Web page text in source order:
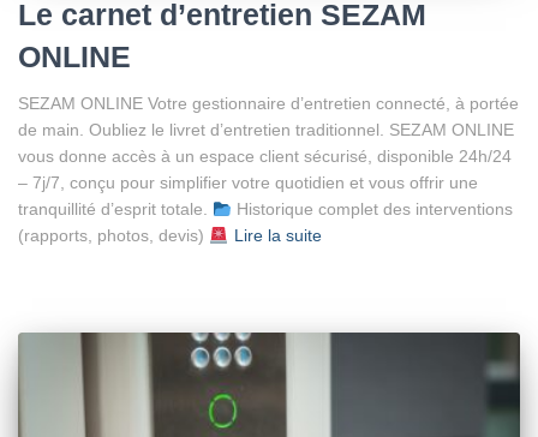
Le carnet d’entretien SEZAM
ONLINE
SEZAM ONLINE Votre gestionnaire d’entretien connecté, à portée
de main. Oubliez le livret d’entretien traditionnel. SEZAM ONLINE
vous donne accès à un espace client sécurisé, disponible 24h/24
– 7j/7, conçu pour simplifier votre quotidien et vous offrir une
tranquillité d’esprit totale.
Historique complet des interventions
(rapports, photos, devis)
Lire la suite